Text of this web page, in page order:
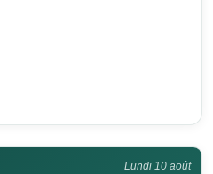
Lundi 10 août